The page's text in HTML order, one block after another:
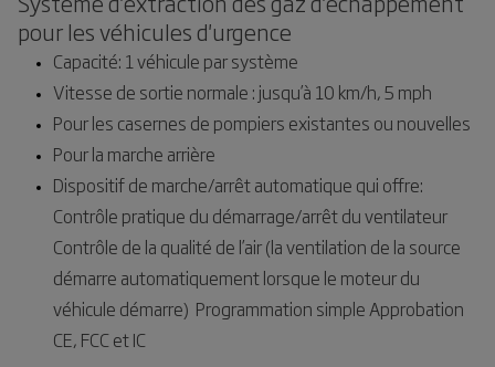
pour les véhicules d'urgence
Capacité: 1 véhicule par système
Vitesse de sortie normale : jusqu’à 10 km/h, 5 mph
Pour les casernes de pompiers existantes ou nouvelles
Pour la marche arrière
Dispositif de marche/arrêt automatique qui offre: 
Contrôle pratique du démarrage/arrêt du ventilateur 
Contrôle de la qualité de l’air (la ventilation de la source
démarre automatiquement lorsque le moteur du
véhicule démarre)  Programmation simple Approbation
CE, FCC et IC